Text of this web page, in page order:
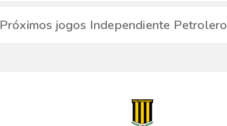
Próximos jogos Independiente Petrolero